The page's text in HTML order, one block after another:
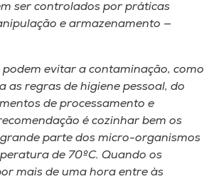
ser controlados por práticas
e armazenamento —
podem evitar a contaminação, como
as regras de higiene pessoal, do
de processamento e
é cozinhar bem os
parte dos micro-organismos
de 70ºC. Quando os
mais de uma hora entre às